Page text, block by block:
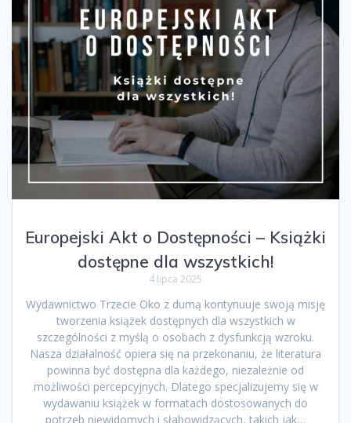
Europejski Akt o Dostępności – Książki
dostępne dla wszystkich!
4 lipca 2025
Wydawnictwo Trzecie Oko z dumą kontynuuje swoją misję
tworzenia książek dostępnych dla wszystkich w
szczególności z myślą o osobach z dysfunkcją wzroku.
Nasza działalność opiera się na przekonaniu, że literatura
powinna być dostępna dla każdego, niezależnie od
możliwości percepcyjnych. Dlatego specjalizujemy się w
wydawaniu książek w formatach dostosowanych do
potrzeb niewidomych i słabowidzących, takich jak…